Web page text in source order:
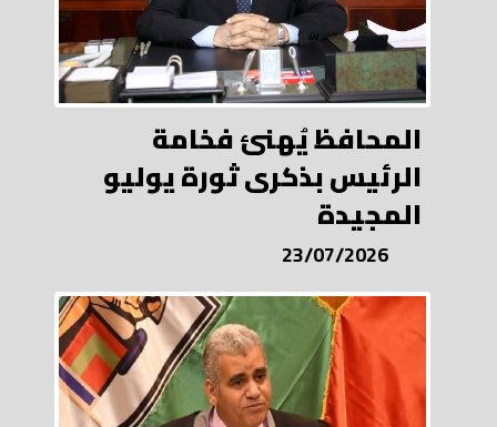
المحافظ يُهنئ فخامة
الرئيس بذكرى ثورة يوليو
المجيدة
23/07/2026